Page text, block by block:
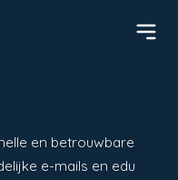
en betrouwbare
e-mails en edu